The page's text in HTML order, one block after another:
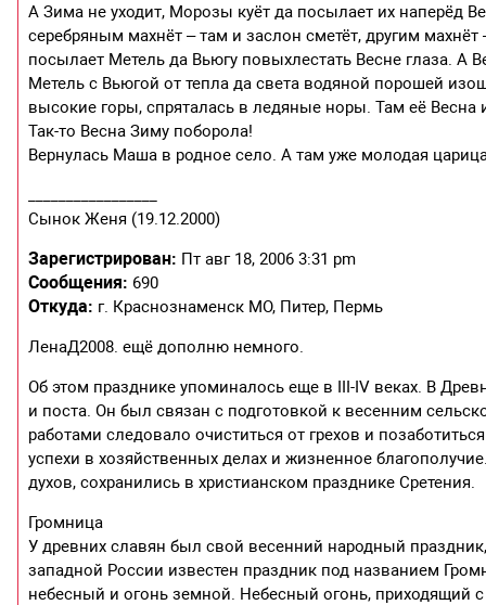
А Зима не уходит, Морозы куёт да посылает их наперёд
серебряным махнёт – там и заслон сметёт, другим
посылает Метель да Вьюгу повыхлестать Весне глаза.
Метель с Вьюгой от тепла да света водяной порошей
высокие горы, спряталась в ледяные норы. Там её
Так-то Весна Зиму поборола!
Вернулась Маша в родное село. А там уже молодая
Сынок Женя (19.12.2000)
Зарегистрирован: Пт авг 18, 2006 3:31 pm
Сообщения: 690
Откуда: г. Краснознаменск МО, Питер, Пермь
ЛенаД2008. ещё дополню немного.
Об этом празднике упоминалось еще в III-IV веках. В
и поста. Он был связан с подготовкой к весенним
работами следовало очиститься от грехов и
успехи в хозяйственных делах и жизненное
духов, сохранились в христианском празднике Сретения.
Громница
У древних славян был свой весенний народный
западной России известен праздник под названием
небесный и огонь земной. Небесный огонь, приходящий